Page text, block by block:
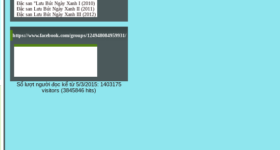
Đặc san "Lưu Bút Ngày Xanh I (2010)
Đặc san Lưu Bút Ngày Xanh II (2011)
Đặc san Lưu Bút Ngày Xanh III (2012)
https://www.facebook.com/groups/124948084959931/
Số lượt người đọc kể từ 5/3/2015: 1403175
visitors (3845846 hits)